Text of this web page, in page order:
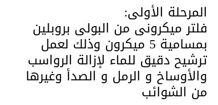
المرحلة الأولى:
فلتر ميكرونى من البولى بروبلين
بمسامية 5 ميكرون وذلك لعمل
ترشيح دقيق للماء لإزالة الرواسب
والأوساخ و الرمل و الصدأ وغيرها
من الشوائب